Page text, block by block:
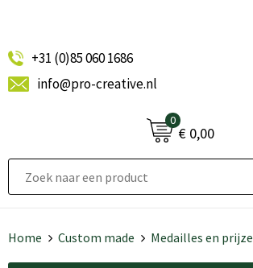
+31 (0)85 060 1686
info@pro-creative.nl
0
€ 0,00
Home Custom made Medailles en